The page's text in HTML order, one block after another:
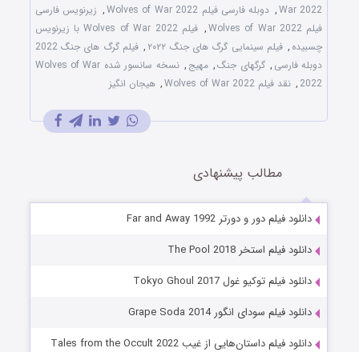
War 2022
, دوبله فارسی فیلم Wolves of War 2022 , زیرنویس فارسی
فیلم Wolves of War 2022
,
فیلم Wolves of War 2022 با زیرنویس
چسبیده , فیلم سینمایی گرگ های جنگ ۲۰۲۲ ,
فیلم گرگ های جنگ 2022
دوبله فارسی , گرگهای جنگ, مهیج ,
نسخه سانسور شده Wolves of War
2022
, نقد فیلم Wolves of War 2022 , هیجان انگیز
مطالب پیشنهادی
دانلود فیلم دور و دورتر Far and Away 1992
دانلود فیلم استخر The Pool 2018
دانلود فیلم توکیو غول Tokyo Ghoul 2017
دانلود فیلم سودای انگور Grape Soda 2014
دانلود فیلم داستان‌هایی از غیب Tales from the Occult 2022